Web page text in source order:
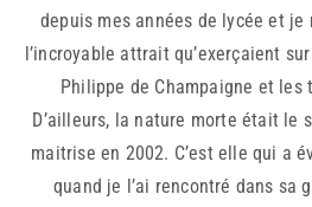
depuis mes années de lycée et je
l’incroyable attrait qu’exerçaient
Philippe de Champaigne et les
D’ailleurs, la nature morte était le
maitrise en 2002. C’est elle qui a
quand je l’ai rencontré dans sa